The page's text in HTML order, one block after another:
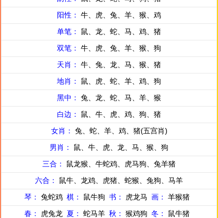
阳性： 牛、虎、兔、羊、猴、鸡
单笔： 鼠、龙、蛇、马、鸡、猪
双笔： 牛、虎、兔、羊、猴、狗
天肖： 牛、兔、龙、马、猴、猪
地肖： 鼠、虎、蛇、羊、鸡、狗
黑中： 兔、龙、蛇、马、羊、猴
白边： 鼠、牛、虎、鸡、狗、猪
女肖： 兔、蛇、羊、鸡、猪(五宫肖)
男肖： 鼠、牛、虎、龙、马、猴、狗
三合： 鼠龙猴、牛蛇鸡、虎马狗、兔羊猪
六合： 鼠牛、龙鸡、虎猪、蛇猴、兔狗、马羊
琴： 兔蛇鸡 棋： 鼠牛狗 书： 虎龙马 画： 羊猴猪
春：
虎兔龙 夏： 蛇马羊 秋： 猴鸡狗 冬： 鼠牛猪